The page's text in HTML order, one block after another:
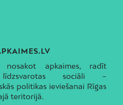
apkaimes, radīt
līdzsvarotas sociāli –
politikas ieviešanai Rīgas
teritorijā.